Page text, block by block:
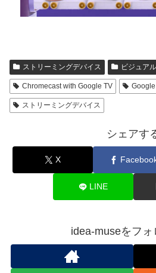
ストリーミングデバイス ビジュアル
Chromecast with Google TV Google
ストリーミングデバイス
シェアす
X
LINE
idea-museをフォ